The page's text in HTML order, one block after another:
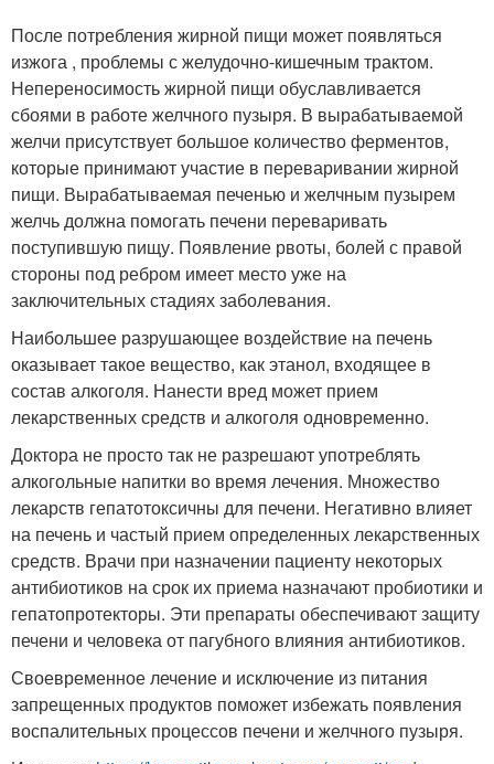
После потребления жирной пищи может появляться
изжога , проблемы с желудочно-кишечным трактом.
Непереносимость жирной пищи обуславливается
сбоями в работе желчного пузыря. В вырабатываемой
желчи присутствует большое количество ферментов,
которые принимают участие в переваривании жирной
пищи. Вырабатываемая печенью и желчным пузырем
желчь должна помогать печени переваривать
поступившую пищу. Появление рвоты, болей с правой
стороны под ребром имеет место уже на
заключительных стадиях заболевания.
Наибольшее разрушающее воздействие на печень
оказывает такое вещество, как этанол, входящее в
состав алкоголя. Нанести вред может прием
лекарственных средств и алкоголя одновременно.
Доктора не просто так не разрешают употреблять
алкогольные напитки во время лечения. Множество
лекарств гепатотоксичны для печени. Негативно влияет
на печень и частый прием определенных лекарственных
средств. Врачи при назначении пациенту некоторых
антибиотиков на срок их приема назначают пробиотики и
гепатопротекторы. Эти препараты обеспечивают защиту
печени и человека от пагубного влияния антибиотиков.
Своевременное лечение и исключение из питания
запрещенных продуктов поможет избежать появления
воспалительных процессов печени и желчного пузыря.